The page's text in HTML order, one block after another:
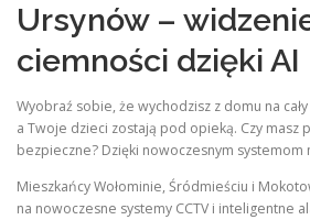
Ursynów –
ciemności dzięki AI
Wyobraź sobie, że wychodzisz z domu na
a Twoje dzieci zostają pod opieką. Czy masz
bezpieczne? Dzięki nowoczesnym
Mieszkańcy Wołominie, Śródmieściu i
na nowoczesne systemy CCTV i inteligentne